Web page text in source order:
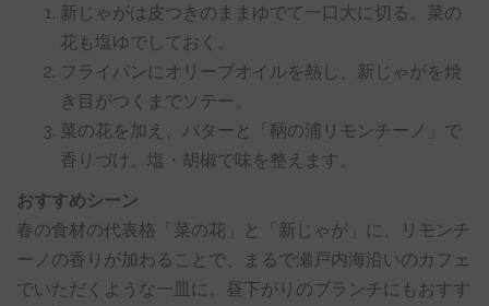
新じゃがは皮つきのままゆでて一口大に切る。菜の
花も塩ゆでしておく。
フライパンにオリーブオイルを熱し、新じゃがを焼
き目がつくまでソテー。
菜の花を加え、バターと「鞆の浦リモンチーノ」で
香りづけ。塩・胡椒で味を整えます。
おすすめシーン
春の食材の代表格「菜の花」と「新じゃが」に、リモンチ
ーノの香りが加わることで、まるで瀬戸内海沿いのカフェ
でいただくような一皿に。昼下がりのブランチにもおすす